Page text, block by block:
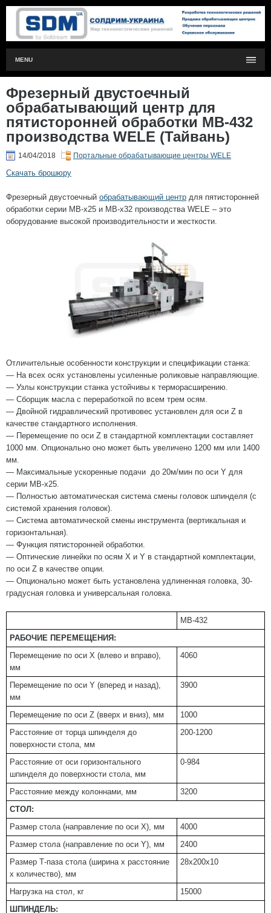
MENU
Фрезерный двустоечный
обрабатывающий центр для
пятисторонней обработки MB-432
производства WELE (Тайвань)
14/04/2018 Портальные обрабатывающие центры WELE
Скачать брошюру
Фрезерный двустоечный обрабатывающий центр для пятисторонней
обработки серии MB-x25 и MB-x32 производства WELE – это
оборудование высокой производительности и жесткости.
Отличительные особенности конструкции и спецификации станка:
— На всех осях установлены усиленные роликовые направляющие.
— Узлы конструкции станка устойчивы к терморасширению.
— Сборщик масла с переработкой по всем трем осям.
— Двойной гидравлический противовес установлен для оси Z в
качестве стандартного исполнения.
— Перемещение по оси Z в стандартной комплектации составляет
1000 мм. Опционально оно может быть увеличено 1200 мм или 1400
мм.
— Максимальные ускоренные подачи до 20м/мин по оси Y для
серии MB-x25.
— Полностью автоматическая система смены головок шпинделя (с
системой хранения головок).
— Система автоматической смены инструмента (вертикальная и
горизонтальная).
— Функция пятисторонней обработки.
— Оптические линейки по осям X и Y в стандартной комплектации,
по оси Z в качестве опции.
— Опционально может быть установлена удлиненная головка, 30-
градусная головка и универсальная головка.
MB-432
РАБОЧИЕ ПЕРЕМЕЩЕНИЯ:
Перемещение по оси Х (влево и вправо),
мм
4060
Перемещение по оси Y (вперед и назад),
мм
3900
Перемещение по оси Z (вверх и вниз), мм
1000
Расстояние от торца шпинделя до
поверхности стола, мм
200-1200
Расстояние от оси горизонтального
шпинделя до поверхности стола, мм
0-984
Расстояние между колоннами, мм
3200
СТОЛ:
Размер стола (направление по оси Х), мм
4000
Размер стола (направление по оси Y), мм
2400
Размер Т-паза стола (ширина х расстояние
х количество), мм
28х200х10
Нагрузка на стол, кг
15000
ШПИНДЕЛЬ: